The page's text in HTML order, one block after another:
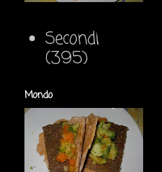
Secondi
(395)
Mondo